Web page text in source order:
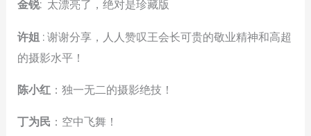
金锐: 太漂亮了，绝对是珍藏版
许姐 : 谢谢分享，人人赞叹王会长可贵的敬业精神和高超
的摄影水平！
陈小红 ：独一无二的摄影绝技！
丁为民 ：空中飞舞！